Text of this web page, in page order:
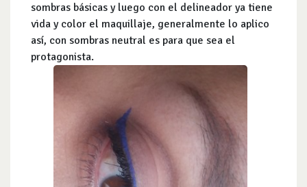
sombras básicas y luego con el delineador ya tiene
vida y color el maquillaje, generalmente lo aplico
así, con sombras neutral es para que sea el
protagonista.